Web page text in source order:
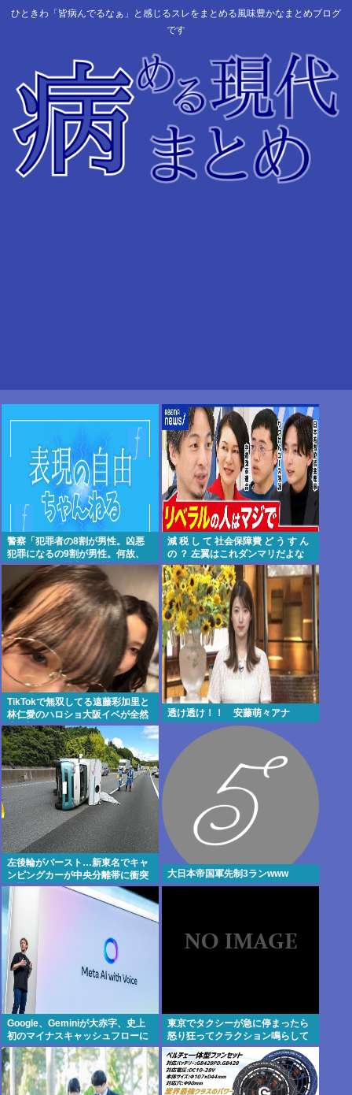
ひときわ「皆病んでるなぁ」と感じるスレをまとめる風味豊かなまとめブログ
です
警察「犯罪者の8割が男性。凶悪
犯罪になるの9割が男性。何故、
こんなにも犯罪者は男性に偏るの
か」
減 税 し て 社会保障費 ど う す ん
の ？ 左翼はこれダンマリだよな
TikTokで無双してる遠藤彩加里と
林仁愛のハロショ大阪イベが全然
売り切れないのは何故？ボトム2
の有
透け透け！！ 安藤萌々アナ
左後輪がバースト…新東名でキャ
ンピングカーが中央分離帯に衝突
し横転
大日本帝国軍先制3ランwww
Google、Geminiが大赤字、史上
初のマイナスキャッシュフローに
陥る
東京でタクシーが急に停まったら
怒り狂ってクラクション鳴らして
るやつ、だいたい田舎ナンバー
www